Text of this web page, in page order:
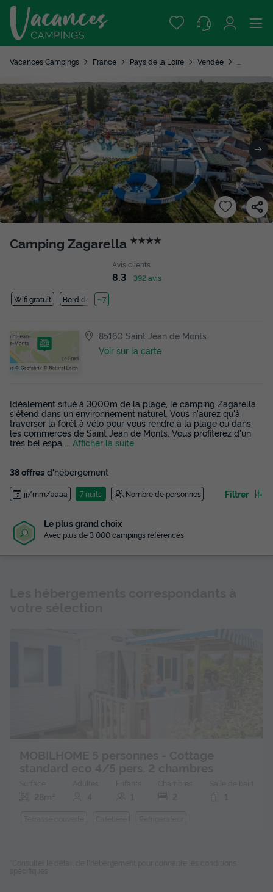
Vacances Campings France Pays de la Loire Vendée
Camping Zagarella ★★★★
Avis clients
8.3 392 avis
Wifi gratuit Bord de mer
+ 7
85160 Saint Jean de Monts
Voir sur la carte
Idéalement situé à 3000m de la plage, le camping Zagarella
s'étend dans un environnement naturel. Vous n'aurez qu'à
traverser la forêt à vélo pour vous rendre à la plage ou dans
les commerces de Saint Jean de Monts. Vous profiterez d'un
très bel espa
... Afficher la suite
38 offres d'hébergement
jj/mm/aaaa 7 nuits Nombre de personnes Filtrer
Paiement en plusieurs fois
Payez en 4 fois avec Alma
Le plus grand choix
Avec plus de 3 000 campings référencés